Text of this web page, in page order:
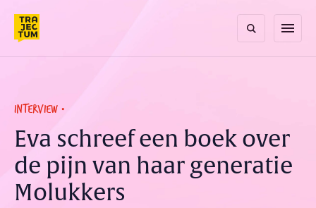
content
menu
INTERVIEW
Eva schreef een boek over
de pijn van haar generatie
Molukkers